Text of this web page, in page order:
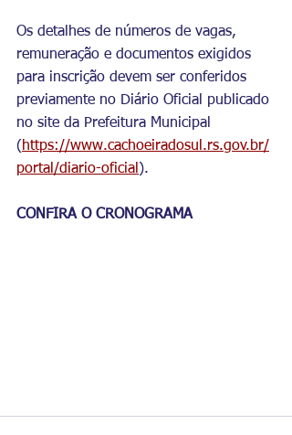
Os detalhes de números de vagas,
remuneração e documentos exigidos
para inscrição devem ser conferidos
previamente no Diário Oficial publicado
no site da Prefeitura Municipal
(https://www.cachoeiradosul.rs.gov.br/
portal/diario-oficial).
CONFIRA O CRONOGRAMA